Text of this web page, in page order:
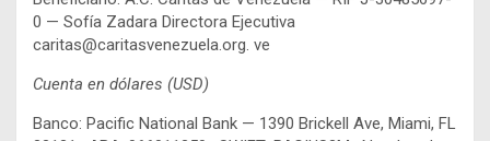
0 — Sofía Zadara Directora Ejecutiva
caritas@caritasvenezuela.org. ve
Cuenta en dólares (USD)
Banco: Pacific National Bank — 1390 Brickell Ave, Miami, FL